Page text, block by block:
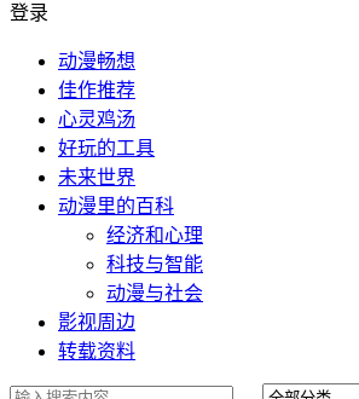
登录
动漫畅想
佳作推荐
心灵鸡汤
好玩的工具
未来世界
动漫里的百科
经济和心理
科技与智能
动漫与社会
影视周边
转载资料